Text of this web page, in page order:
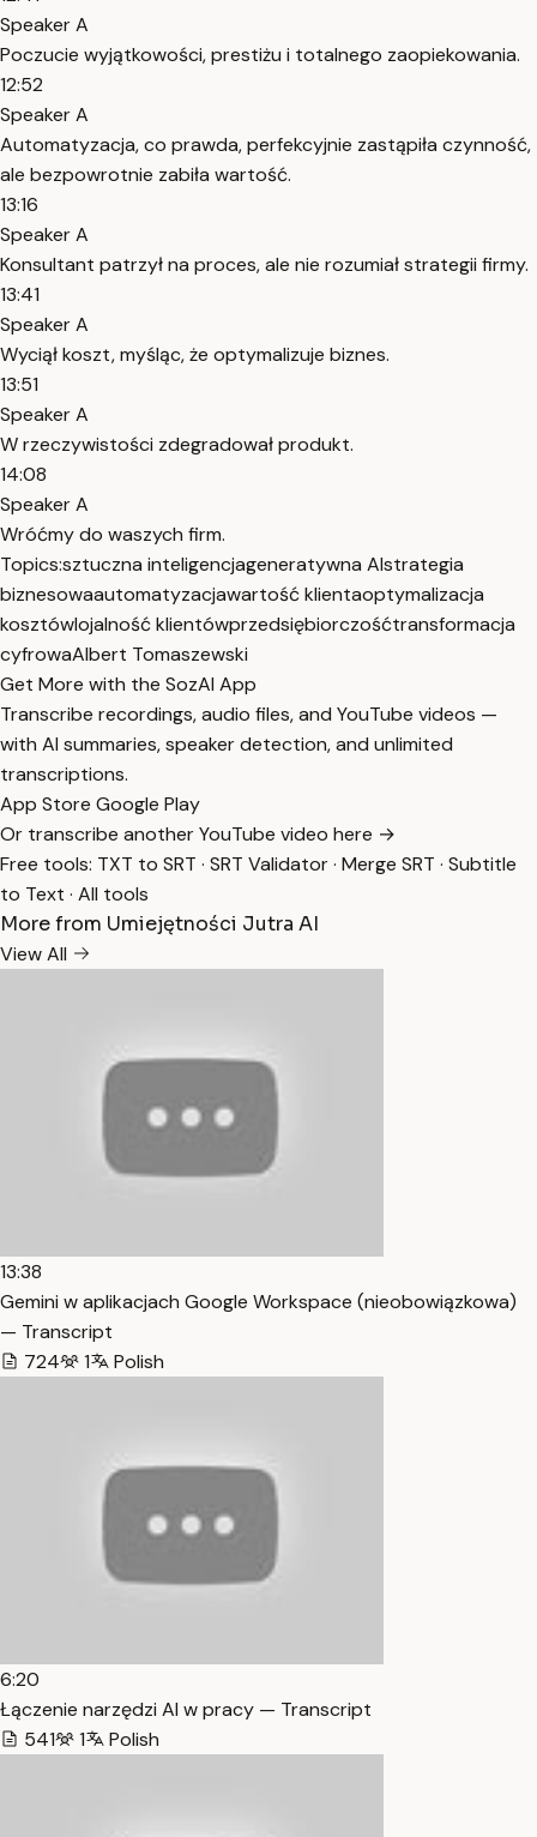
Speaker A
Poczucie wyjątkowości, prestiżu i totalnego zaopiekowania.
12:52
Speaker A
Automatyzacja, co prawda, perfekcyjnie zastąpiła czynność,
ale bezpowrotnie zabiła wartość.
13:16
Speaker A
Konsultant patrzył na proces, ale nie rozumiał strategii firmy.
13:41
Speaker A
Wyciął koszt, myśląc, że optymalizuje biznes.
13:51
Speaker A
W rzeczywistości zdegradował produkt.
14:08
Speaker A
Wróćmy do waszych firm.
Topics:sztuczna inteligencjageneratywna AIstrategia
biznesowaautomatyzacjawartość klientaoptymalizacja
kosztówlojalność klientówprzedsiębiorczośćtransformacja
cyfrowaAlbert Tomaszewski
Get More with the SozAI App
Transcribe recordings, audio files, and YouTube videos —
with AI summaries, speaker detection, and unlimited
transcriptions.
App Store Google Play
Or transcribe another YouTube video here →
Free tools: TXT to SRT · SRT Validator· Merge SRT · Subtitle
to Text · All tools
More from Umiejętności Jutra AI
View All
13:38
Gemini w aplikacjach Google Workspace (nieobowiązkowa)
— Transcript
724
1 Polish
6:20
Łączenie narzędzi AI w pracy — Transcript
541
1 Polish